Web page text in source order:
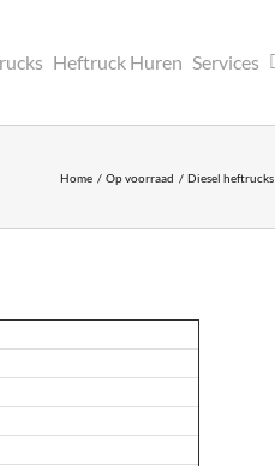
Heftruck Huren Services
Home Op voorraad Diesel heftrucks